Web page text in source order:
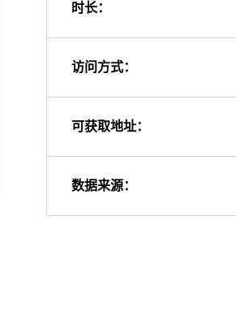
时长：
访问方式：
可获取地址：
数据来源：